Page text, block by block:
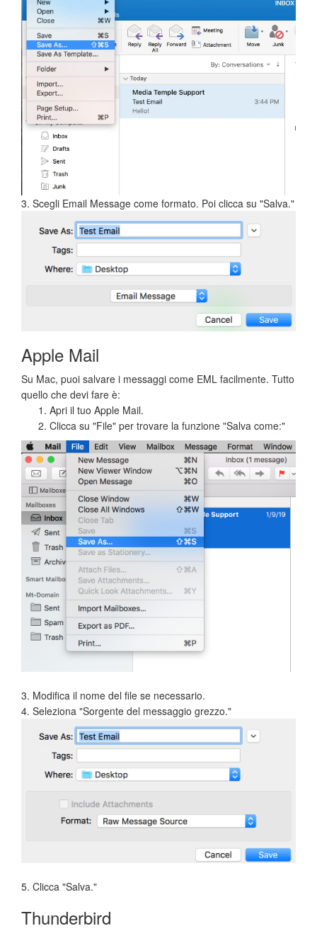
3. Scegli Email Message come formato. Poi clicca su "Salva."
Apple Mail
Su Mac, puoi salvare i messaggi come EML facilmente. Tutto
quello che devi fare è:
Apri il tuo Apple Mail.
Clicca su "File" per trovare la funzione "Salva come:"
3. Modifica il nome del file se necessario.
4. Seleziona "Sorgente del messaggio grezzo."
5. Clicca "Salva."
Thunderbird